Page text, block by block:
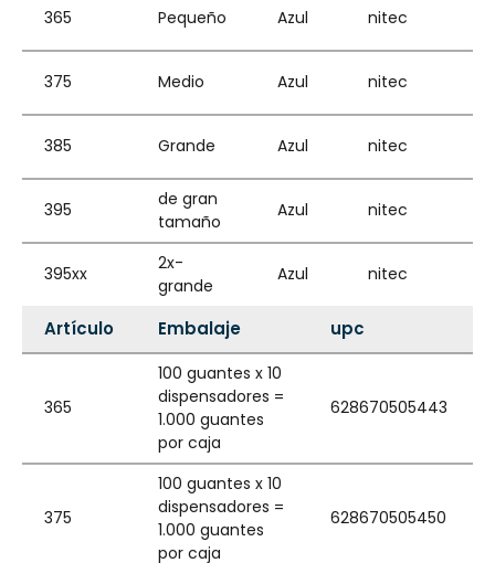
365 Pequeño Azul nitec
375 Medio Azul nitec
385 Grande Azul nitec
395
de gran
tamaño
Azul nitec
395xx
2x-
grande
Azul nitec
Artículo Embalaje upc
365
100 guantes x 10
dispensadores =
1.000 guantes
por caja
628670505443
375
100 guantes x 10
dispensadores =
1.000 guantes
por caja
628670505450